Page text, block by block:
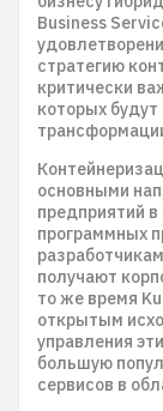
Business
стратегию
критически
которых
основными
предприятий
программных
получают
то же время
открытым
управления
большую
сервисов в